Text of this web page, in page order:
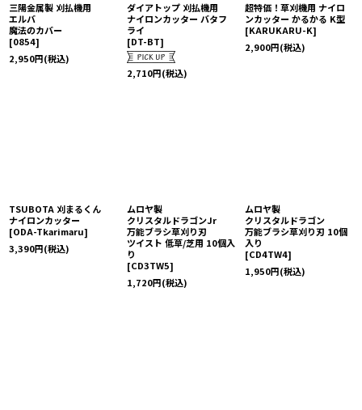
三陽金属製 刈払機用
エルバ
魔法のカバー
[0854]
2,950円(税込)
ダイアトップ 刈払機用
ナイロンカッター バタフ
ライ
[DT-BT]
2,710円(税込)
超特価！草刈機用 ナイロ
ンカッター かるかる K型
[KARUKARU-K]
2,900円(税込)
TSUBOTA 刈まるくん
ナイロンカッター
[ODA-Tkarimaru]
3,390円(税込)
ムロヤ製
クリスタルドラゴンJr
万能ブラシ草刈り刃
ツイスト 低草/芝用 10個入
り
[CD3TW5]
1,720円(税込)
ムロヤ製
クリスタルドラゴン
万能ブラシ草刈り刃 10個
入り
[CD4TW4]
1,950円(税込)